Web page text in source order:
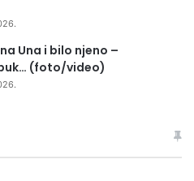
Una i bilo njeno –
(foto/video)